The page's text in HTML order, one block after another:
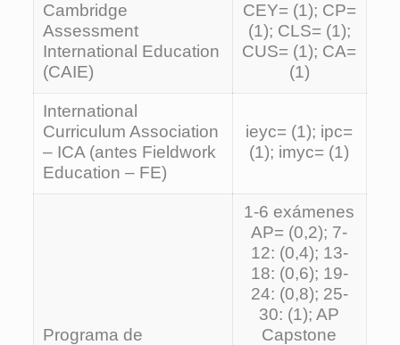
Cambridge
Assessment
International Education
(CAIE)
CEY= (1); CP=
(1); CLS= (1);
CUS= (1); CA=
(1)
International
Curriculum Association
– ICA (antes Fieldwork
Education – FE)
ieyc= (1); ipc=
(1); imyc= (1)
Programa de
1-6 exámenes
AP= (0,2); 7-
12: (0,4); 13-
18: (0,6); 19-
24: (0,8); 25-
30: (1); AP
Capstone